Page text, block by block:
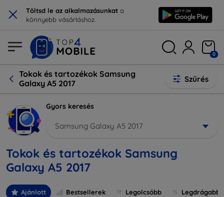
× Töltsd le az alkalmazásunkat a
könnyebb vásárláshoz.
0
Tokok és tartozékok Samsung
Galaxy A5 2017
Szűrés
Gyors keresés
Samsung Galaxy A5 2017
Tokok és tartozékok Samsung
Galaxy A5 2017
Ajánlott Bestsellerek Legolcsóbb Legdrágabb